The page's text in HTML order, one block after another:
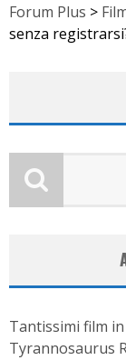
Forum Plus >
senza
Tantissimi film
Tyrannosaurus